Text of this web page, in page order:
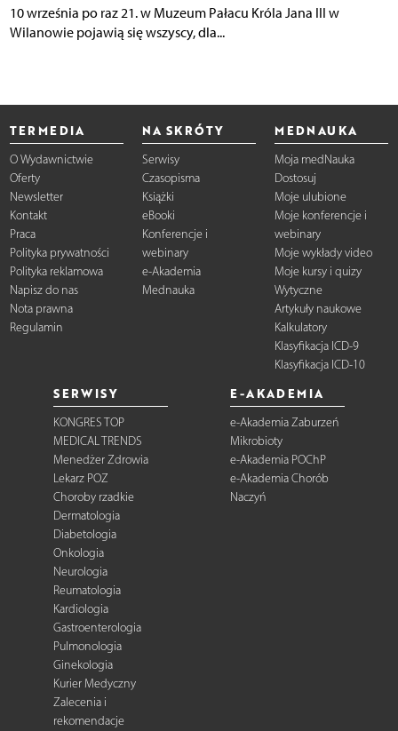
10 września po raz 21. w Muzeum Pałacu Króla Jana III w
Wilanowie pojawią się wszyscy, dla...
TERMEDIA
O Wydawnictwie
Oferty
Newsletter
Kontakt
Praca
Polityka prywatności
Polityka reklamowa
Napisz do nas
Nota prawna
Regulamin
NA SKRÓTY
Serwisy
Czasopisma
Książki
eBooki
Konferencje i
webinary
e-Akademia
Mednauka
MEDNAUKA
Moja medNauka
Dostosuj
Moje ulubione
Moje konferencje i
webinary
Moje wykłady video
Moje kursy i quizy
Wytyczne
Artykuły naukowe
Kalkulatory
Klasyfikacja ICD-9
Klasyfikacja ICD-10
SERWISY
KONGRES TOP
MEDICAL TRENDS
Menedżer Zdrowia
Lekarz POZ
Choroby rzadkie
Dermatologia
Diabetologia
Onkologia
Neurologia
Reumatologia
Kardiologia
Gastroenterologia
Pulmonologia
Ginekologia
Kurier Medyczny
Zalecenia i
rekomendacje
E-AKADEMIA
e-Akademia Zaburzeń
Mikrobioty
e-Akademia POChP
e-Akademia Chorób
Naczyń